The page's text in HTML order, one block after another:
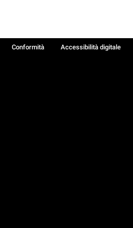
Conformità
Accessibilità digitale